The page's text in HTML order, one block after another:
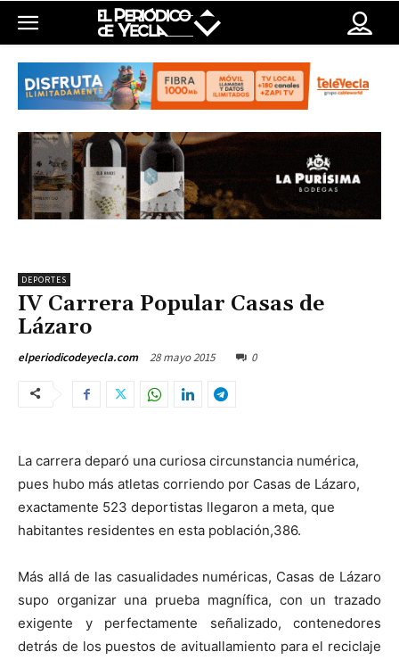
DEPORTES
IV Carrera Popular Casas de
Lázaro
elperiodicodeyecla.com 28 mayo 2015 0
La carrera deparó una curiosa circunstancia numérica,
pues hubo más atletas corriendo por Casas de Lázaro,
exactamente 523 deportistas llegaron a meta, que
habitantes residentes en esta población,386.
Más allá de las casualidades numéricas, Casas de Lázaro
supo organizar una prueba magnífica, con un trazado
exigente y perfectamente señalizado, contenedores
detrás de los puestos de avituallamiento para el reciclaje